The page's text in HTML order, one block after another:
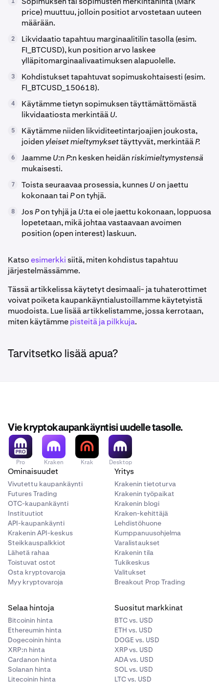
price) muuttuu, jolloin positiot arvostetaan uuteen
määrään.
2
Likvidaatio tapahtuu marginaalitilin tasolla (esim.
FI_BTCUSD), kun position arvo laskee
ylläpitomarginaalivaatimuksen alapuolelle.
3
Kohdistukset tapahtuvat sopimuskohtaisesti (esim.
FI_BTCUSD_150618).
4
Käytämme tietyn sopimuksen täyttämättömästä
likvidaatiosta merkintääU.
5
Käytämme niiden likviditeetintarjoajien joukosta,
joiden yleiset mieltymyksettäyttyvät, merkintääP.
6 JaammeU:nP:n kesken heidänriskimieltymystensä
mukaisesti.
7 Toista seuraavaa prosessia, kunnesUon jaettu
kokonaan taiPon tyhjä.
8 JosPon tyhjä jaU:ta ei ole jaettu kokonaan, loppuosa
lopetetaan, mikä johtaa vastaavaan avoimen
position (open interest) laskuun.
Katsoesimerkki siitä, miten kohdistus tapahtuu
järjestelmässämme.
Tässä artikkelissa käytetyt desimaali- ja tuhaterottimet
voivat poiketa kaupankäyntialustoillamme käytetyistä
muodoista. Lue lisää artikkelistamme, jossa kerrotaan,
miten käytämmepisteitä ja pilkkuja.
Tarvitsetko lisää apua?
Vie kryptokaupankäyntisi uudelle tasolle.
Pro Kraken Krak Desktop
Ominaisuudet
Vivutettu kaupankäynti
Futures Trading
OTC-kaupankäynti
Instituutiot
API-kaupankäynti
Krakenin API-keskus
Steikkauspalkkiot
Lähetä rahaa
Toistuvat ostot
Osta kryptovaroja
Myy kryptovaroja
Yritys
Krakenin tietoturva
Krakenin työpaikat
Krakenin blogi
Kraken-kehittäjä
Lehdistöhuone
Kumppanuusohjelma
Varalistaukset
Krakenin tila
Tukikeskus
Valitukset
Breakout Prop Trading
Selaa hintoja
Bitcoinin hinta
Ethereumin hinta
Dogecoinin hinta
XRP:n hinta
Cardanon hinta
Solanan hinta
Litecoinin hinta
Suositut markkinat
BTC vs. USD
ETH vs. USD
DOGE vs. USD
XRP vs. USD
ADA vs. USD
SOL vs. USD
LTC vs. USD